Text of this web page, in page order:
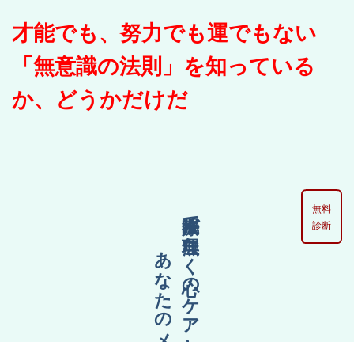
才能でも、努力でも運でもない
「無意識の法則」を知っている
か、どうかだけだ
無料
診断